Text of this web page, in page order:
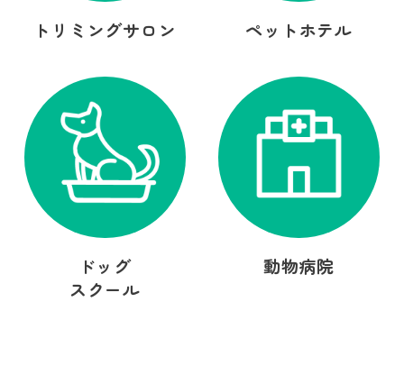
トリミングサロン ペットホテル
ドッグ
スクール
動物病院